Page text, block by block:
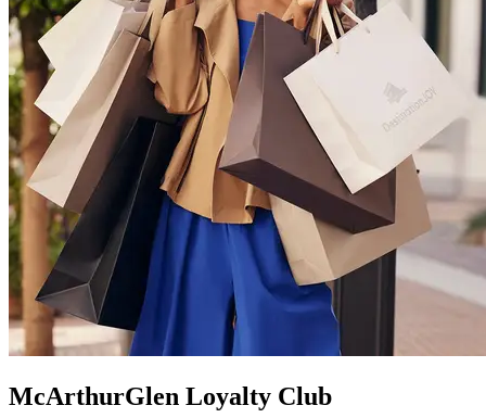
McArthurGlen Loyalty Club